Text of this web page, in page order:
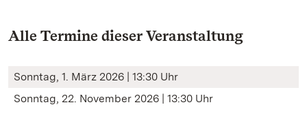
Alle Termine dieser Veranstaltung
Sonntag, 1. März 2026 | 13:30 Uhr
Sonntag, 22. November 2026 | 13:30 Uhr